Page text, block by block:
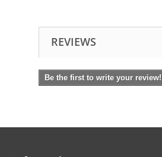
REVIEWS
Be the first to write your review!